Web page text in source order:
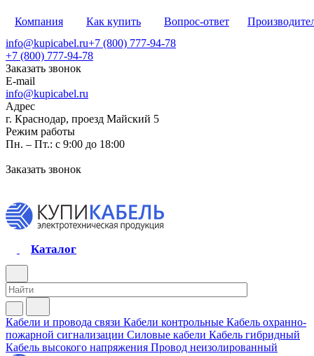
Компания Как купить Вопрос-ответ
info@kupicabel.ru+7 (800) 777-94-78
+7 (800) 777-94-78
Заказать звонок
E-mail
info@kupicabel.ru
Адрес
г. Краснодар, проезд Майский 5
Режим работы
Пн. – Пт.: с 9:00 до 18:00
Заказать звонок
Каталог
Кабели и провода связи Кабели контрольные Кабель охранно-
пожарной сигнализации Силовые кабели Кабель гибридный
Кабель высокого напряжения Провод неизолированный